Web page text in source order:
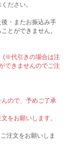
ださい。
・またお振込み手
とができません。
(※代引きの場合は注
できませんのでご注
ので、予めご了承
をお願いします。
注文をお願いしま